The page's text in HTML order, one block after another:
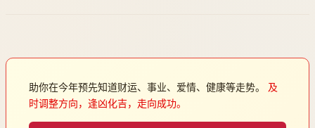
助你在今年预先知道财运、事业、爱情、健康等走势。 及
时调整方向，逢凶化吉，走向成功。